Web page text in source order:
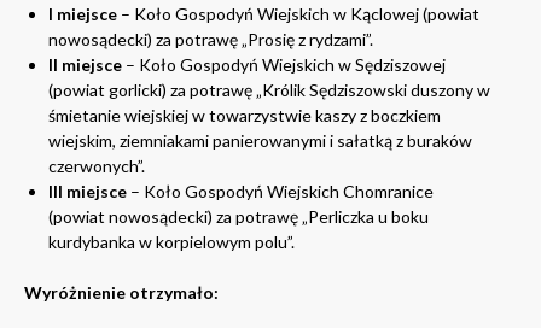
I miejsce – Koło Gospodyń Wiejskich w Kąclowej (powiat
nowosądecki) za potrawę „Prosię z rydzami”.
II miejsce – Koło Gospodyń Wiejskich w Sędziszowej
(powiat gorlicki) za potrawę „Królik Sędziszowski duszony w
śmietanie wiejskiej w towarzystwie kaszy z boczkiem
wiejskim, ziemniakami panierowanymi i sałatką z buraków
czerwonych”.
III miejsce – Koło Gospodyń Wiejskich Chomranice
(powiat nowosądecki) za potrawę „Perliczka u boku
kurdybanka w korpielowym polu”.
Wyróżnienie otrzymało: